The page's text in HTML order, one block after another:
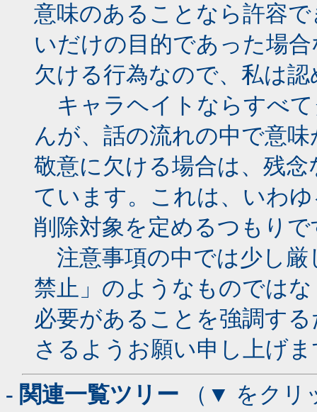
意味のあることなら許容
いだけの目的であった場
欠ける行為なので、私は
キャラヘイトならすべ
んが、話の流れの中で意
敬意に欠ける場合は、残
ています。これは、いわ
削除対象を定めるつもりで
注意事項の中では少し厳
禁止」のようなものでは
必要があることを強調す
さるようお願い申し上げ
- 関連一覧ツリー （▼ をクリ